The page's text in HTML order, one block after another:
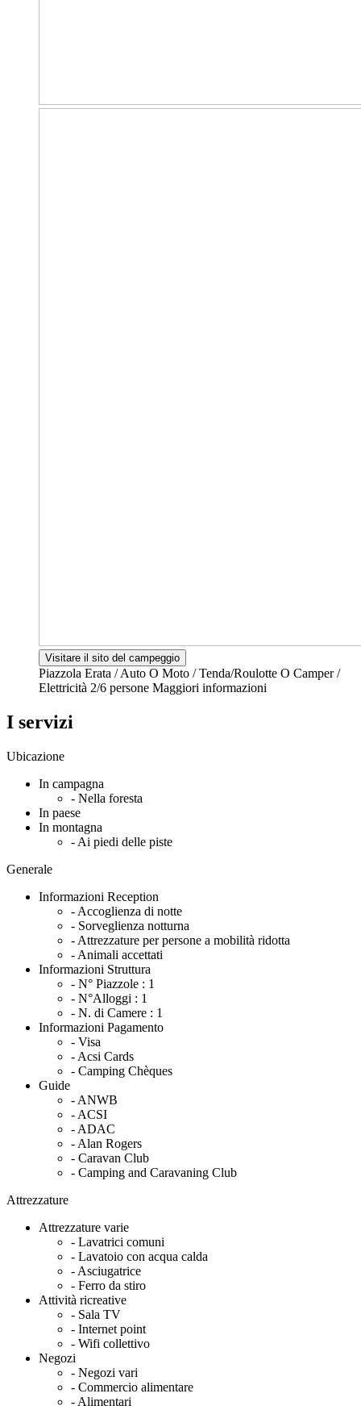
Visitare il sito del campeggio
Piazzola Erata / Auto O Moto / Tenda/Roulotte O Camper /
Elettricità 2/6 persone Maggiori informazioni
I servizi
Ubicazione
In campagna
- Nella foresta
In paese
In montagna
- Ai piedi delle piste
Generale
Informazioni Reception
- Accoglienza di notte
- Sorveglienza notturna
- Attrezzature per persone a mobilità ridotta
- Animali accettati
Informazioni Struttura
- N° Piazzole : 1
- N°Alloggi : 1
- N. di Camere : 1
Informazioni Pagamento
- Visa
- Acsi Cards
- Camping Chèques
Guide
- ANWB
- ACSI
- ADAC
- Alan Rogers
- Caravan Club
- Camping and Caravaning Club
Attrezzature
Attrezzature varie
- Lavatrici comuni
- Lavatoio con acqua calda
- Asciugatrice
- Ferro da stiro
Attività ricreative
- Sala TV
- Internet point
- Wifi collettivo
Negozi
- Negozi vari
- Commercio alimentare
- Alimentari